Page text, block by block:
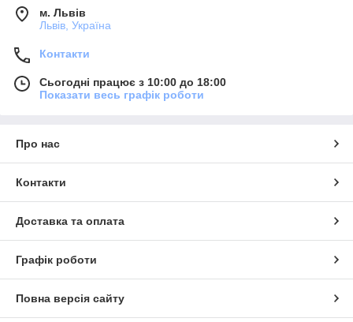
м. Львів
Львів, Україна
Контакти
Сьогодні працює з 10:00 до 18:00
Показати весь графік роботи
Про нас
Контакти
Доставка та оплата
Графік роботи
Повна версія сайту